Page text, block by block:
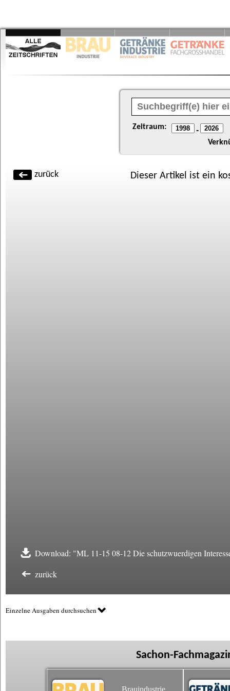
Zeitraum: -
zurück Dieser Artikel ist ein
Download: "ML 11-15 08-12 Die schutzwuerdigen
zurück
Einzelne Ausgaben durchsuchen
Sachon-
Brauindustrie